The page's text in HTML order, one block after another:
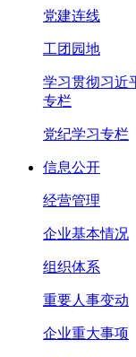
党建连线
工团园地
学习贯彻习近
专栏
党纪学习专栏
信息公开
经营管理
企业基本情况
组织体系
重要人事变动
企业重大事项